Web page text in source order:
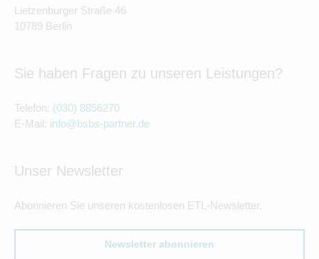
Lietzenburger Straße 46
10789 Berlin
Sie haben Fragen zu unseren Leistungen?
Telefon: (030) 8856270
E-Mail: info@bsbs-partner.de
Unser Newsletter
Abonnieren Sie unseren kostenlosen ETL-Newsletter.
Newsletter abonnieren